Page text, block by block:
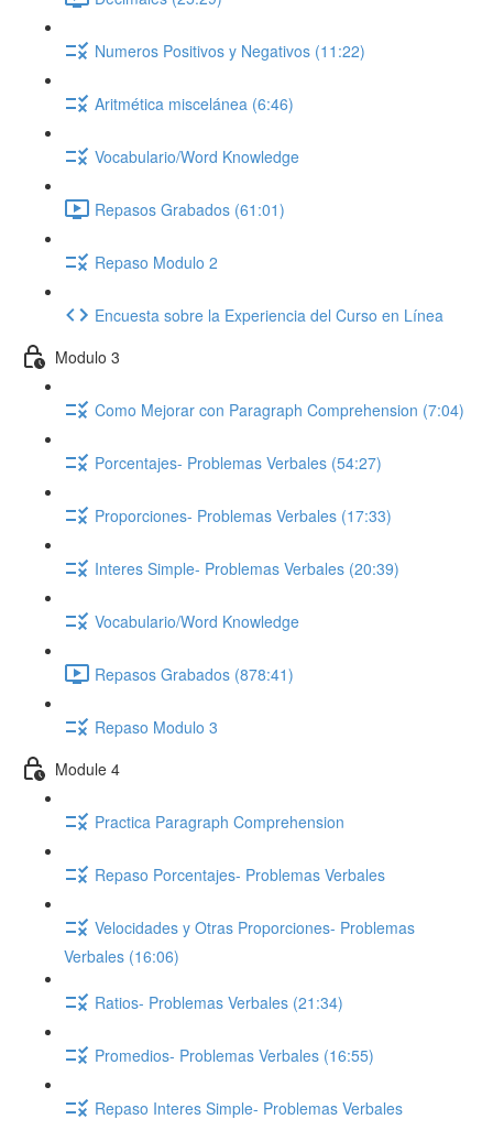
Numeros Positivos y Negativos (11:22)
Aritmética miscelánea (6:46)
Vocabulario/Word Knowledge
Repasos Grabados (61:01)
Repaso Modulo 2
Encuesta sobre la Experiencia del Curso en Línea
Modulo 3
Como Mejorar con Paragraph Comprehension (7:04)
Porcentajes- Problemas Verbales (54:27)
Proporciones- Problemas Verbales (17:33)
Interes Simple- Problemas Verbales (20:39)
Vocabulario/Word Knowledge
Repasos Grabados (878:41)
Repaso Modulo 3
Module 4
Practica Paragraph Comprehension
Repaso Porcentajes- Problemas Verbales
Velocidades y Otras Proporciones- Problemas
Verbales (16:06)
Ratios- Problemas Verbales (21:34)
Promedios- Problemas Verbales (16:55)
Repaso Interes Simple- Problemas Verbales